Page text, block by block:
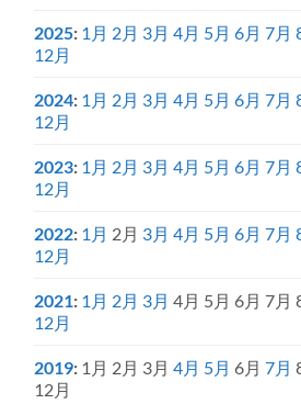
2025: 1月 2月 3月 4月 5月 6月 7月
12月
2024: 1月 2月 3月 4月 5月 6月 7月
12月
2023: 1月 2月 3月 4月 5月 6月 7月
12月
2022: 1月 2月 3月 4月 5月 6月 7月
12月
2021: 1月 2月 3月 4月 5月 6月 7月
12月
2019: 1月 2月 3月 4月 5月 6月 7月
12月